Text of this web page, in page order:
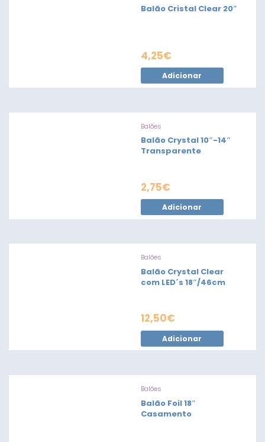
Balão Cristal Clear 20″
4,25€
Adicionar
Balões
Balão Crystal 10″-14″
Transparente
2,75€
Adicionar
Balões
Balão Crystal Clear
com LED´s 18″/46cm
12,50€
Adicionar
Balões
Balão Foil 18″
Casamento